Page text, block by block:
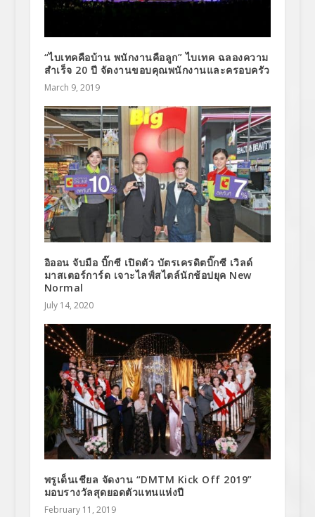
“ไบเทคคือบ้าน พนักงานคือลูก” ไบเทค ฉลองความ
สำเร็จ 20 ปี จัดงานขอบคุณพนักงานและครอบครัว
March 9, 2019
อิออน จับมือ บิ๊กซี เปิดตัว บัตรเครดิตบิ๊กซี เวิลด์
มาสเตอร์การ์ด เจาะไลฟ์สไตล์นักช้อปยุค New
Normal
July 14, 2020
พรูเด็นเชียล จัดงาน “DMTM Kick Off 2019”
มอบรางวัลสุดยอดตัวแทนแห่งปี
February 11, 2019